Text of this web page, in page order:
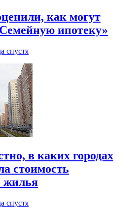
как могут
ипотеку»
спустя
в каких городах
стоимость
жилья
спустя